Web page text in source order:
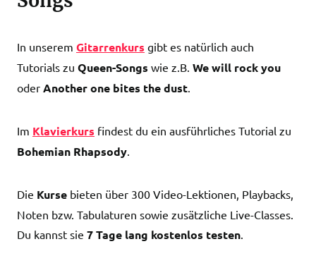
In unserem Gitarrenkurs gibt es natürlich auch
Tutorials zu Queen-Songs wie z.B. We will rock you
oder Another one bites the dust.
Im Klavierkurs findest du ein ausführliches Tutorial zu
Bohemian Rhapsody.
Die Kurse bieten über 300 Video-Lektionen, Playbacks,
Noten bzw. Tabulaturen sowie zusätzliche Live-Classes.
Du kannst sie 7 Tage lang kostenlos testen.